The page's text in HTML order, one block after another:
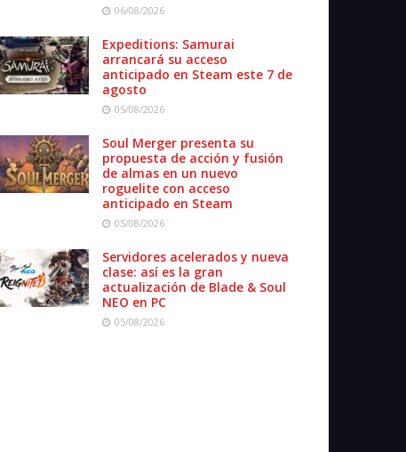
06/08/2026
Expeditions: Samurai
arrancará su acceso
anticipado en Steam este 7 de
agosto
05/08/2026
Soul Merger presenta su
propuesta de acción y fusión
de almas en un nuevo
roguelite con acceso
anticipado en Steam
05/08/2026
Servidores acelerados y nueva
clase: así es la gran
actualización de Blade & Soul
NEO en PC
05/08/2026